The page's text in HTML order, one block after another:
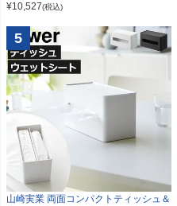
¥10,527(税込)
5
山崎実業 両面コンパクトティッシュ＆